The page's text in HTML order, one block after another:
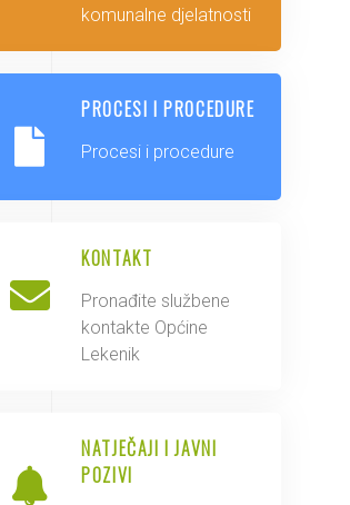
komunalne djelatnosti
PROCESI I PROCEDURE
Procesi i procedure
KONTAKT
Pronađite službene
kontakte Općine
Lekenik
NATJEČAJI I JAVNI
POZIVI